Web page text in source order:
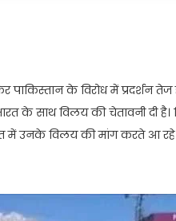
के विरोध में प्रदर्शन
के साथ विलय की चेतावनी दी
में उनके विलय की मांग करते आ रहे